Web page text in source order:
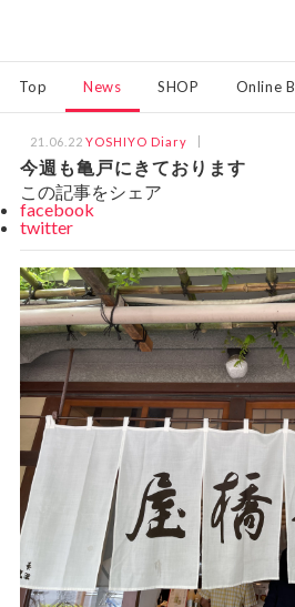
Top News SHOP Online
21.06.22 YOSHIYO Diary
今週も亀戸にきております
この記事をシェア
facebook
twitter